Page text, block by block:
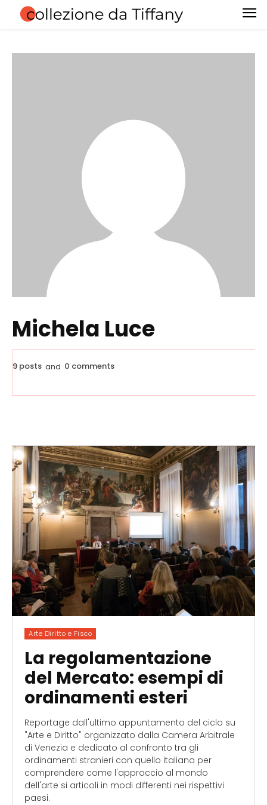
Michela Luce
9 posts and 0 comments
Arte Diritto e Fisco
La regolamentazione
del Mercato: esempi di
ordinamenti esteri
Reportage dall'ultimo appuntamento del ciclo su
"Arte e Diritto" organizzato dalla Camera Arbitrale
di Venezia e dedicato al confronto tra gli
ordinamenti stranieri con quello italiano per
comprendere come l'approccio al mondo
dell'arte si articoli in modi differenti nei rispettivi
paesi.